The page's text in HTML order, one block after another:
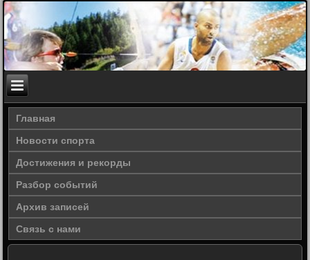
Главная
Новости спорта
Достижения и рекорды
Разбор событий
Архив записей
Связь с нами